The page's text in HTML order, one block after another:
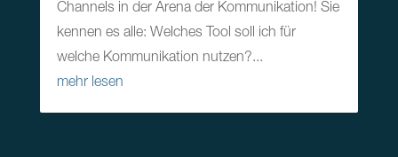
Channels in der Arena der Kommunikation! Sie
kennen es alle: Welches Tool soll ich für
welche Kommunikation nutzen?...
mehr lesen